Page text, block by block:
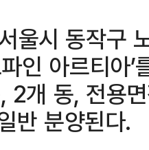
울시 동작구
인 아르티아
2개 동, 전
반 분양된다.